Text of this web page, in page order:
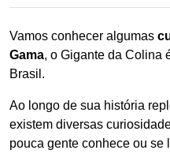
Vamos conhecer algumas
Gama, o Gigante da Colina
Brasil.
Ao longo de sua história
existem diversas
pouca gente conhece ou se